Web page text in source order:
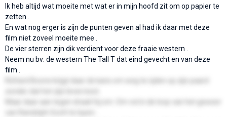
Ik heb altijd wat moeite met wat er in mijn hoofd zit om op papier te
zetten .
En wat nog erger is zijn de punten geven al had ik daar met deze
film niet zoveel moeite mee .
De vier sterren zijn dik verdient voor deze fraaie western .
Neem nu bv: de western The Tall T dat eind gevecht en van deze
film .